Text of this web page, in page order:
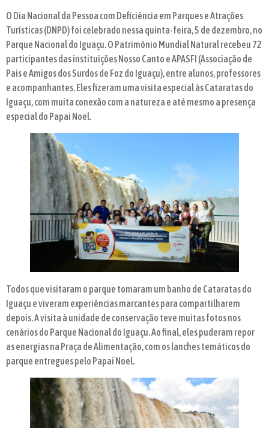
O Dia Nacional da Pessoa com Deficiência em Parques e Atrações
Turísticas (DNPD) foi celebrado nessa quinta-feira, 5 de dezembro, no
Parque Nacional do Iguaçu. O Patrimônio Mundial Natural recebeu 72
participantes das instituições Nosso Canto e APASFI (Associação de
Pais e Amigos dos Surdos de Foz do Iguaçu), entre alunos, professores
e acompanhantes. Eles fizeram uma visita especial às Cataratas do
Iguaçu, com muita conexão com a natureza e até mesmo a presença
especial do Papai Noel.
Todos que visitaram o parque tomaram um banho de Cataratas do
Iguaçu e viveram experiências marcantes para compartilharem
depois. A visita à unidade de conservação teve muitas fotos nos
cenários do Parque Nacional do Iguaçu. Ao final, eles puderam repor
as energias na Praça de Alimentação, com os lanches temáticos do
parque entregues pelo Papai Noel.